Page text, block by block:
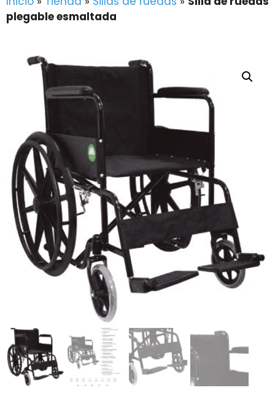
producto
marca
buscas...
plegable esmaltada